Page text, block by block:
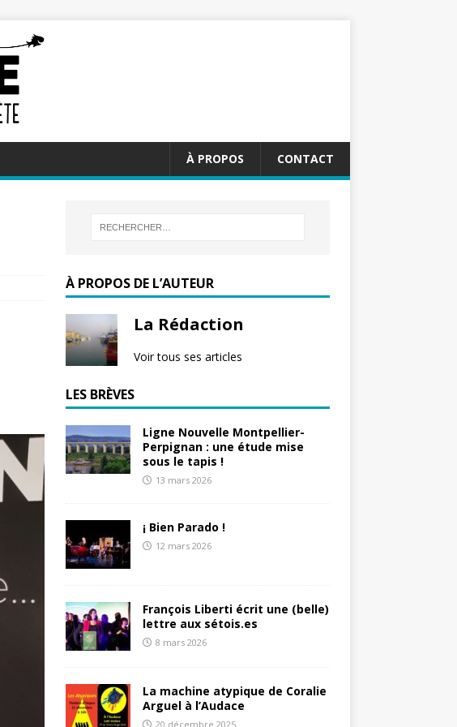
CONTACT
À PROPOS
À PROPOS DE L’AUTEUR
La Rédaction
Voir tous ses articles
LES BRÈVES
Ligne Nouvelle Montpellier-
Perpignan : une étude mise
sous le tapis !
13 mars 2026
¡ Bien Parado !
12 mars 2026
François Liberti écrit une (belle)
lettre aux sétois.es
8 mars 2026
La machine atypique de Coralie
Arguel à l’Audace
20 décembre 2025